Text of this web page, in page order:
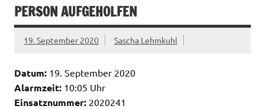
PERSON AUFGEHOLFEN
19. September 2020 Sascha Lehmkuhl
Datum: 19. September 2020
Alarmzeit: 10:05 Uhr
Einsatznummer: 2020241